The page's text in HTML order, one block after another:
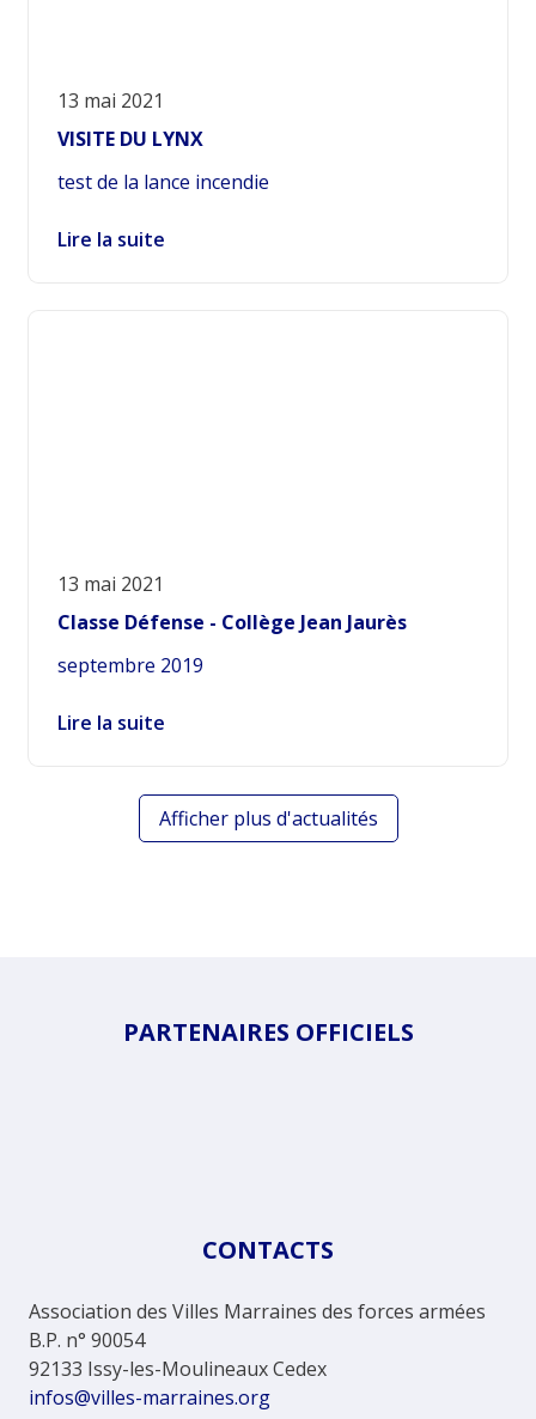
13 mai 2021
VISITE DU LYNX
test de la lance incendie
Lire la suite
13 mai 2021
Classe Défense - Collège Jean Jaurès
septembre 2019
Lire la suite
Afficher plus d'actualités
PARTENAIRES OFFICIELS
CONTACTS
Association des Villes Marraines des forces armées
B.P. n° 90054
92133 Issy-les-Moulineaux Cedex
infos@villes-marraines.org